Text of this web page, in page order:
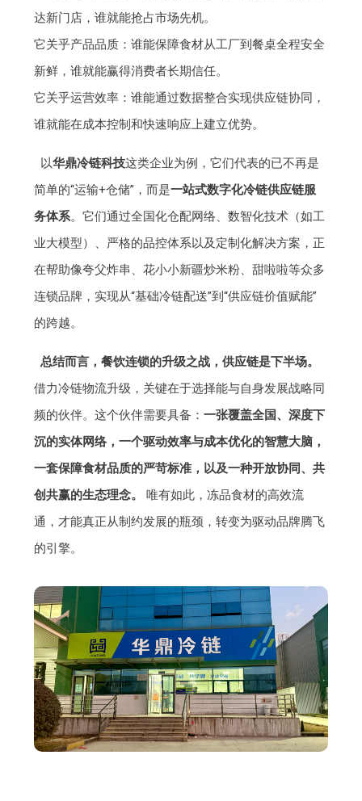
达新门店，谁就能抢占市场先机。
它关乎产品品质：谁能保障食材从工厂到餐桌全程安全
新鲜，谁就能赢得消费者长期信任。
它关乎运营效率：谁能通过数据整合实现供应链协同，
谁就能在成本控制和快速响应上建立优势。
以华鼎冷链科技这类企业为例，它们代表的已不再是
简单的“运输+仓储”，而是一站式数字化冷链供应链服
务体系。它们通过全国化仓配网络、数智化技术（如工
业大模型）、严格的品控体系以及定制化解决方案，正
在帮助像夸父炸串、花小小新疆炒米粉、甜啦啦等众多
连锁品牌，实现从“基础冷链配送”到“供应链价值赋能”
的跨越。
总结而言，餐饮连锁的升级之战，供应链是下半场。
借力冷链物流升级，关键在于选择能与自身发展战略同
频的伙伴。这个伙伴需要具备：一张覆盖全国、深度下
沉的实体网络，一个驱动效率与成本优化的智慧大脑，
一套保障食材品质的严苛标准，以及一种开放协同、共
创共赢的生态理念。
唯有如此，冻品食材的高效流
通，才能真正从制约发展的瓶颈，转变为驱动品牌腾飞
的引擎。